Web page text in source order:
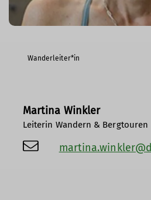
Wanderleiter*in
Martina Winkler
Leiterin Wandern & Bergtouren